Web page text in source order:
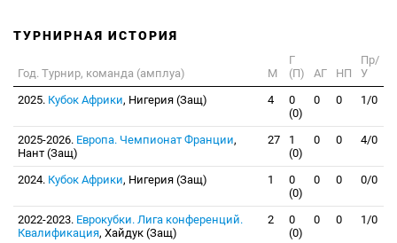
ТУРНИРНАЯ ИСТОРИЯ
Год. Турнир, команда (амплуа) М
Г
(П)
АГ НП
Пр/
У
2025. Кубок Африки, Нигерия (Защ) 4
0
(0)
0 0 1/0
2025-2026. Европа. Чемпионат Франции,
Нант (Защ)
27
1
(0)
0 0 4/0
2024. Кубок Африки, Нигерия (Защ) 1
0
(0)
0 0 0/0
2022-2023. Еврокубки. Лига конференций.
Квалификация, Хайдук (Защ)
2
0
(0)
0 0 1/0